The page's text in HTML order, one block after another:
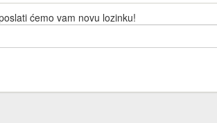
ćemo vam novu lozinku!